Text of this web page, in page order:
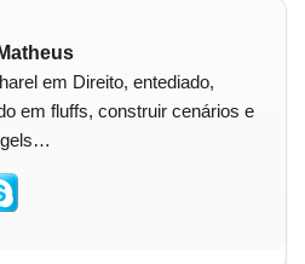
em Direito, entediado,
em fluffs, construir cenários e